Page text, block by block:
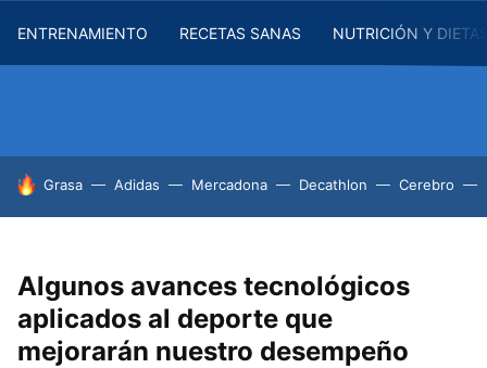
ENTRENAMIENTO RECETAS SANAS NUTRICIÓN Y
HOY SE HABLA DE
Grasa Adidas Mercadona Decathlon Cerebro
Algunos avances tecnológicos
aplicados al deporte que
mejorarán nuestro desempeño